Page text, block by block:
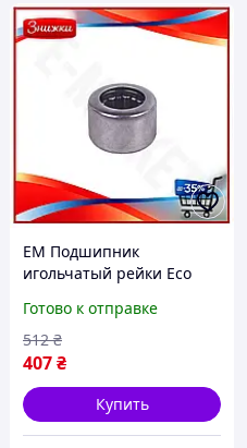
EM Подшипник
игольчатый рейки Eco
для дизельного двигателя
192D запчасть для мото
MAR_K
Готово к отправке
407₴
512 ₴
Купить